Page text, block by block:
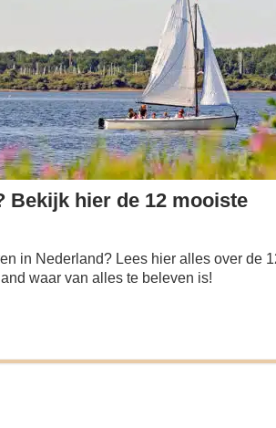
Bekijk hier de 12 mooiste
in Nederland? Lees hier alles over de
waar van alles te beleven is!